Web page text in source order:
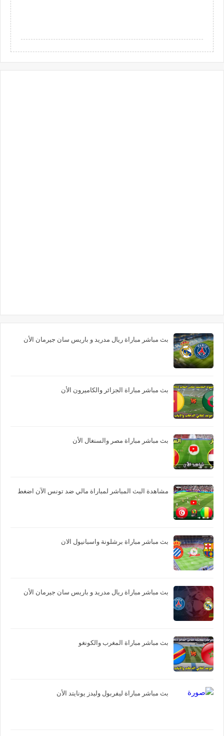
بث مباشر مباراة ريال مدريد و باريس سان جيرمان الأن
بث مباشر مباراة الجزائر والكاميرون الأن
بث مباشر مباراة مصر والسنغال الأن
مشاهدة البث المباشر لمباراة مالي ضد تونس الآن اضغط
بث مباشر مباراة برشلونة واسبانيول الان
بث مباشر مباراة ريال مدريد و باريس سان جيرمان الأن
بث مباشر مباراة المغرب والكونغو
بث مباشر مباراة ليفربول وليدز يونايتد الأن